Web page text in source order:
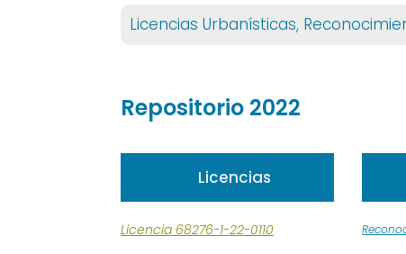
Licencias Urbanísticas,
Repositorio 2022
Licencias
Licencia 68276-1-22-0110